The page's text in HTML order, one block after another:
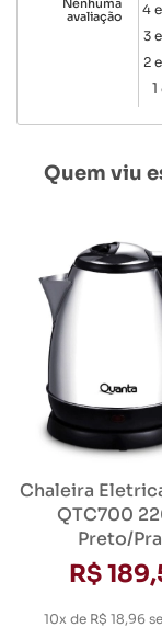
Nenhuma
avaliação
4
3
2
1
Quem viu
Chaleira
QTC700
Preto/
R$
10x de R$ 18,96